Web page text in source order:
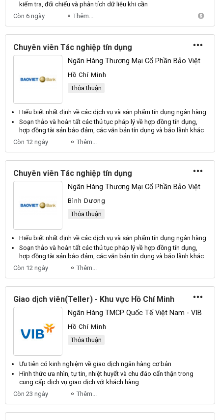
kiểm tra, đối chiếu và phân tích dữ liệu khi cần
Còn 6 ngày
Thêm...
Chuyên viên Tác nghiệp tín dụng
Ngân Hàng Thương Mại Cổ Phần Bảo Việt
Hồ Chí Minh
Thỏa thuận
Hiểu biết nhất định về các dịch vụ và sản phẩmtín dụng ngân hàng
Soạn thảo và hoàn tất các thủ tục pháp lý về hợp đồngtín dụng,
hợp đồng tài sản bảo đảm, các văn bảntín dụng và bảo lãnh khác
Còn 12 ngày
Thêm...
Chuyên viên Tác nghiệp tín dụng
Ngân Hàng Thương Mại Cổ Phần Bảo Việt
Bình Dương
Thỏa thuận
Hiểu biết nhất định về các dịch vụ và sản phẩmtín dụng ngân hàng
Soạn thảo và hoàn tất các thủ tục pháp lý về hợp đồngtín dụng,
hợp đồng tài sản bảo đảm, các văn bảntín dụng và bảo lãnh khác
Còn 12 ngày
Thêm...
Giao dịch viên(Teller) - Khu vực Hồ Chí Minh
Ngân Hàng TMCP Quốc Tế Việt Nam - VIB
Hồ Chí Minh
Thỏa thuận
Ưu tiên có kinh nghiệm về giao dịch ngân hàng cơ bản
Hình thức ưa nhìn, tự tin, nhiệt huyết và chu đáo cẩn thận trong
cung cấp dịch vụ giao dịch với khách hàng
Còn 23 ngày
Thêm...